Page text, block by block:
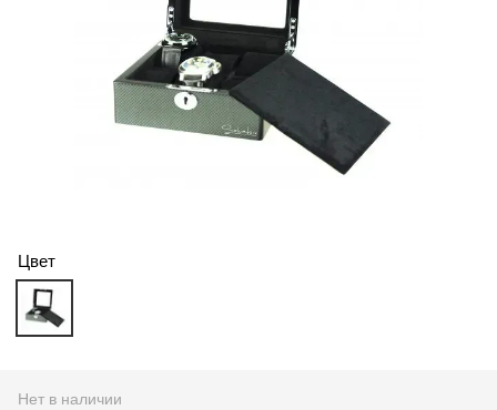
Цвет
Нет в наличии